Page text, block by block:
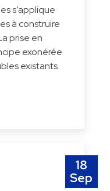
s’applique
à construire
prise en
exonérée
existants
18
Sep